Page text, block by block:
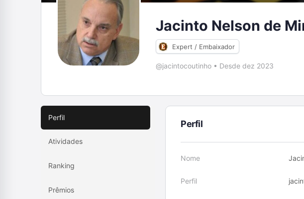
Jacinto Nelson de
Expert / Embaixador
@jacintocoutinho • Desde dez 2023
Perfil
Atividades
Ranking
Prêmios
Perfil
Nome
Perfil